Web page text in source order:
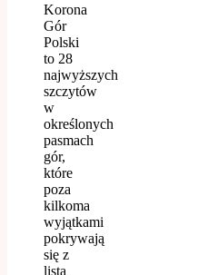
Korona
Gór
Polski
to 28
najwyższych
szczytów
w
określonych
pasmach
gór,
które
poza
kilkoma
wyjątkami
pokrywają
się z
listą